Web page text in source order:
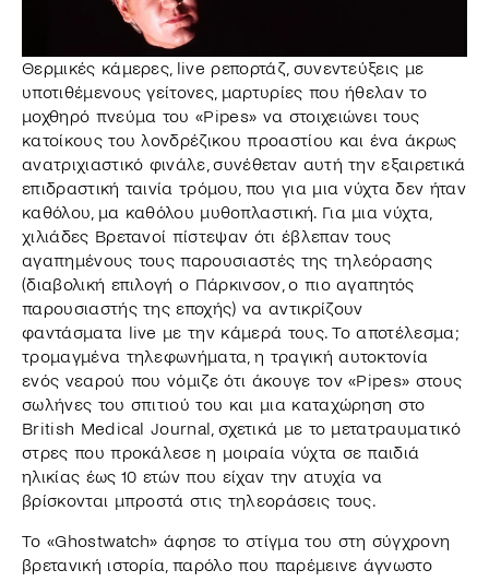
Θερμικές κάμερες, live ρεπορτάζ, συνεντεύξεις με
υποτιθέμενους γείτονες, μαρτυρίες που ήθελαν το
μοχθηρό πνεύμα του «Pipes» να στοιχειώνει τους
κατοίκους του λονδρέζικου προαστίου και ένα άκρως
ανατριχιαστικό φινάλε, συνέθεταν αυτή την εξαιρετικά
επιδραστική ταινία τρόμου, που για μια νύχτα δεν ήταν
καθόλου, μα καθόλου μυθοπλαστική. Για μια νύχτα,
χιλιάδες Βρετανοί πίστεψαν ότι έβλεπαν τους
αγαπημένους τους παρουσιαστές της τηλεόρασης
(διαβολική επιλογή ο Πάρκινσον, ο πιο αγαπητός
παρουσιαστής της εποχής) να αντικρίζουν
φαντάσματα live με την κάμερά τους. Το αποτέλεσμα;
τρομαγμένα τηλεφωνήματα, η τραγική αυτοκτονία
ενός νεαρού που νόμιζε ότι άκουγε τον «Pipes» στους
σωλήνες του σπιτιού του και μια καταχώρηση στο
British Medical Journal, σχετικά με το μετατραυματικό
στρες που προκάλεσε η μοιραία νύχτα σε παιδιά
ηλικίας έως 10 ετών που είχαν την ατυχία να
βρίσκονται μπροστά στις τηλεοράσεις τους.
Το «Ghostwatch» άφησε το στίγμα του στη σύγχρονη
βρετανική ιστορία, παρόλο που παρέμεινε άγνωστο